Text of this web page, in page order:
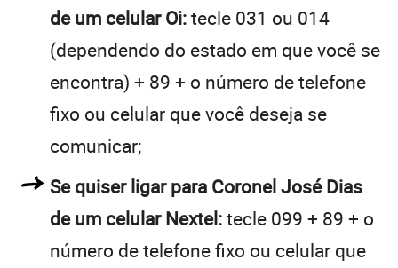
de um celular Oi:tecle 031 ou 014
(dependendo do estado em que você se
encontra) + 89 + o número de telefone
fixo ou celular que você deseja se
comunicar;
Se quiser ligar para Coronel José Dias
de um celular Nextel:tecle 099 + 89 + o
número de telefone fixo ou celular que